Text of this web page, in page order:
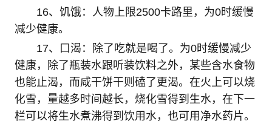
16、饥饿：人物上限2500卡路里，为0时缓慢
减少健康。
17、口渴：除了吃就是喝了。为0时缓慢减少
健康，除了瓶装水跟听装饮料之外，某些含水食物
也能止渴，而咸干饼干则磕了更渴。在火上可以烧
化雪，量越多时间越长，烧化雪得到生水，在下一
栏可以将生水煮沸得到饮用水，也可用净水药片。